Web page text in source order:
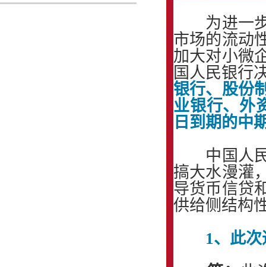
为进一步
市场的流动
加大对小微
国人民银行
银行、股份
业银行、外
日到期的中
中国人民
搞大水漫灌
导货币信贷
供给侧结构
1、此